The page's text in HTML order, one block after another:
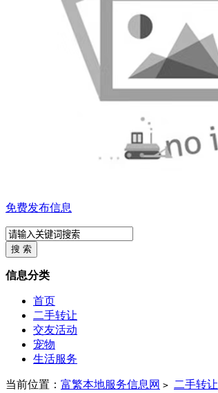
免费发布信息
信息分类
首页
二手转让
交友活动
宠物
生活服务
当前位置： 富繁本地服务信息网 > 二手转让